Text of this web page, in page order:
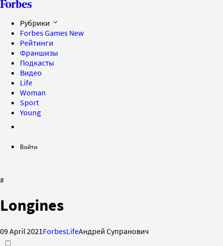
Рубрики
Forbes Games New
Рейтинги
Франшизы
Подкасты
Видео
Life
Woman
Sport
Young
Войти
#
Longines
09 April 2021 ForbesLifeАндрей Супранович